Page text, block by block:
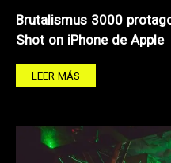
Brutalismus 3000
Shot on iPhone de Apple
LEER MÁS